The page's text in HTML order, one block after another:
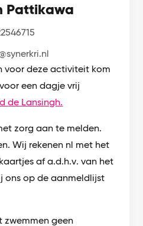
Pattikawa
voor deze activiteit kom
een dagje vrij
de Lansingh.
zorg aan te melden.
Wij rekenen nl met het
af a.d.h.v. van het
ons op de aanmeldlijst
zwemmen geen